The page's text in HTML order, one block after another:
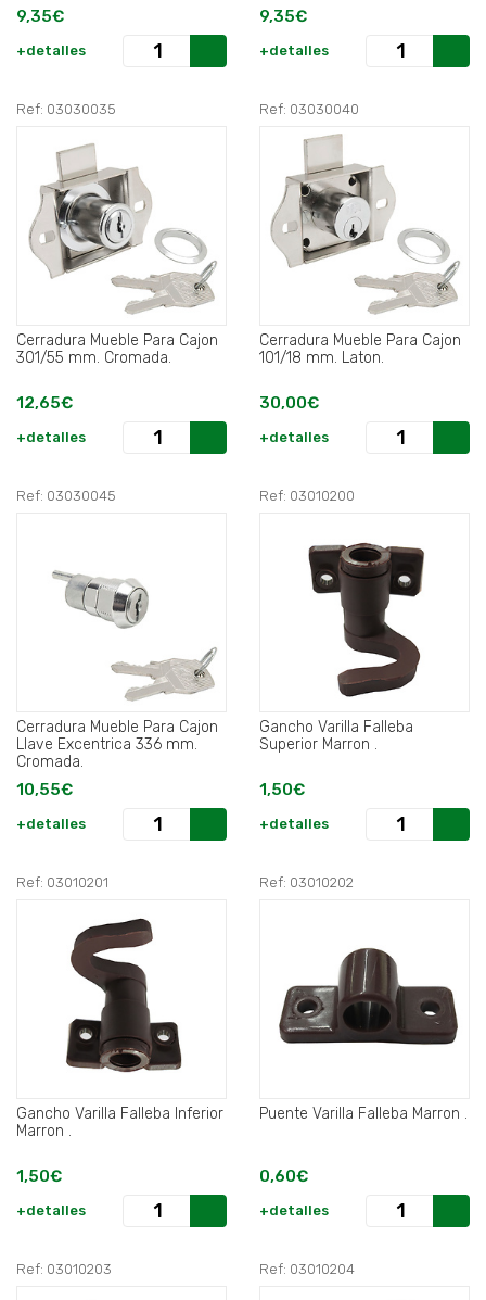
9,35€
+detalles
9,35€
+detalles
Ref: 03030035
Cerradura Mueble Para Cajon
301/55 mm. Cromada.
12,65€
+detalles
Ref: 03030040
Cerradura Mueble Para Cajon
101/18 mm. Laton.
30,00€
+detalles
Ref: 03030045
Cerradura Mueble Para Cajon
Llave Excentrica 336 mm.
Cromada.
10,55€
+detalles
Ref: 03010200
Gancho Varilla Falleba
Superior Marron .
1,50€
+detalles
Ref: 03010201
Gancho Varilla Falleba Inferior
Marron .
1,50€
+detalles
Ref: 03010202
Puente Varilla Falleba Marron .
0,60€
+detalles
Ref: 03010203 Ref: 03010204